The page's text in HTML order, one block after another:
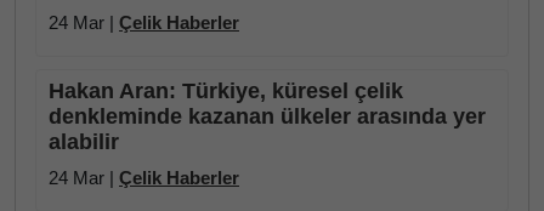
24 Mar | Çelik Haberler
Hakan Aran: Türkiye, küresel çelik
denkleminde kazanan ülkeler arasında yer
alabilir
24 Mar | Çelik Haberler